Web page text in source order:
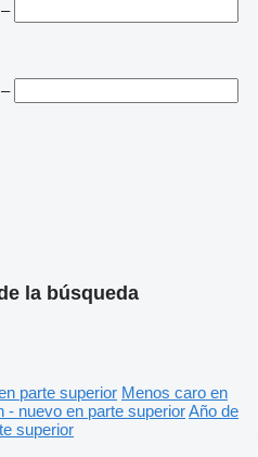
–
–
la búsqueda
parte superior Menos caro en
- nuevo en parte superiorAño de
superior